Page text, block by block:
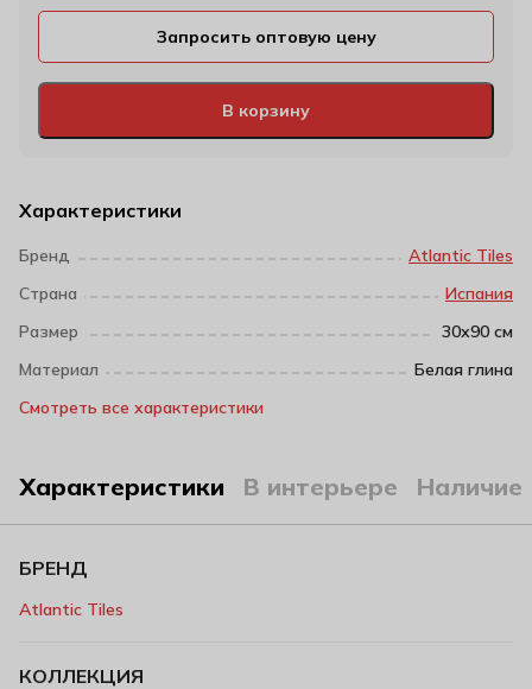
Характеристики
Бренд
Atlantic Tiles
Страна
Испания
Размер
30х90 см
Материал
Белая глина
Смотреть все характеристики
В корзину
Запросить оптовую цену
Характеристики В интерьере Наличие
БРЕНД
Atlantic Tiles
КОЛЛЕКЦИЯ